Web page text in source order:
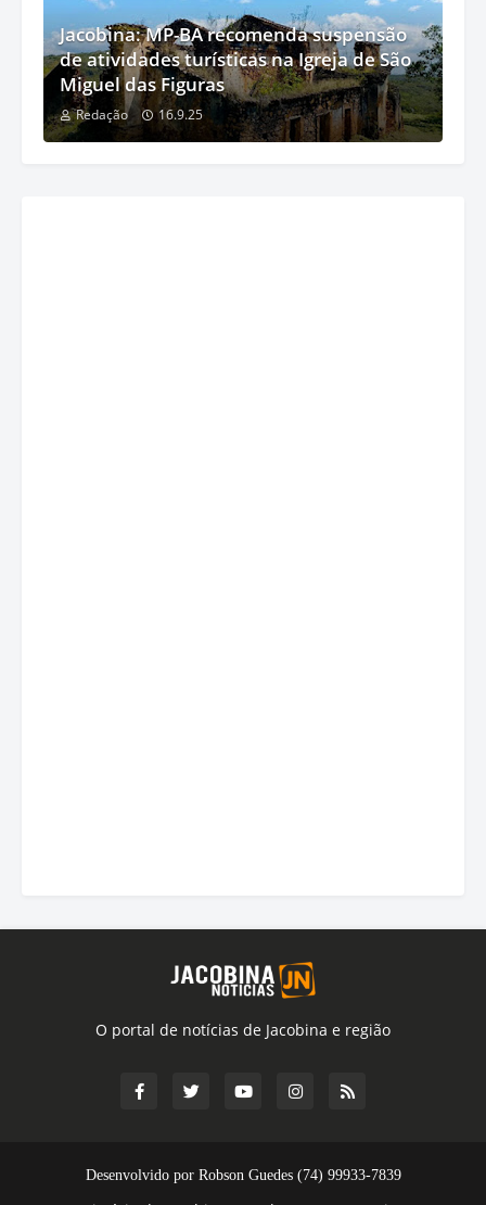
Jacobina: MP-BA recomenda suspensão
de atividades turísticas na Igreja de São
Miguel das Figuras
Redação 16.9.25
O portal de notícias de Jacobina e região
Desenvolvido por Robson Guedes (74) 99933-7839